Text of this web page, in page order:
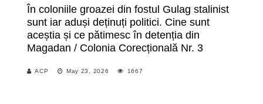
În coloniile groazei din fostul Gulag stalinist
sunt iar aduși deținuți politici. Cine sunt
aceștia și ce pătimesc în detenția din
Magadan / Colonia Corecțională Nr. 3
ACP May 23, 2026 1667